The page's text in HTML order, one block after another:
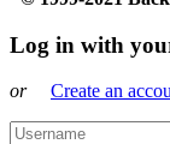
Log in with
or Create an